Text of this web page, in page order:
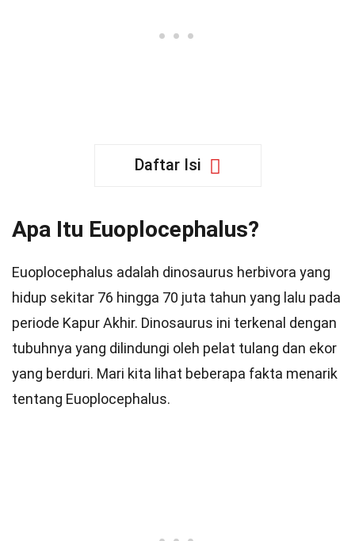
Daftar Isi
Apa Itu Euoplocephalus?
Euoplocephalus adalah dinosaurus herbivora yang
hidup sekitar 76 hingga 70 juta tahun yang lalu pada
periode Kapur Akhir. Dinosaurus ini terkenal dengan
tubuhnya yang dilindungi oleh pelat tulang dan ekor
yang berduri. Mari kita lihat beberapa fakta menarik
tentang Euoplocephalus.